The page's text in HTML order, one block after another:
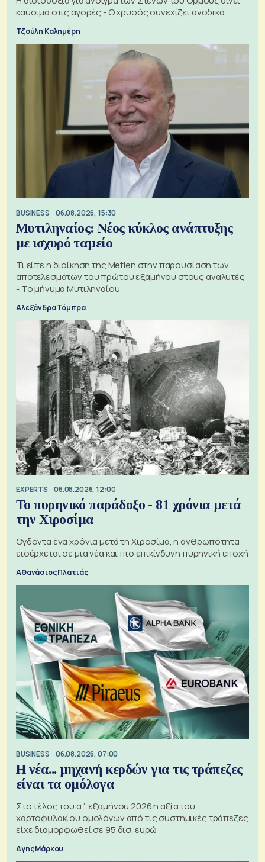
καύσιμα στις αγορές - Ο χρυσός συνεχίζει ανοδικά
Τζούλη Καλημέρη
BUSINESS 06.08.2026, 15:30
Μυτιληναίος: Νέος κύκλος ανάπτυξης
με ισχυρό ταμείο
Τι είπε η διοίκηση της Metlen στην παρουσίαση των
αποτελεσμάτων του πρώτου εξαμήνου στους αναλυτές
- Το μήνυμα Μυτιληναίου
Αλεξάνδρα Τόμπρα
EXPERTS 06.08.2026, 12:00
Το πυρηνικό παράδοξο - 81 χρόνια μετά
την Χιροσίμα
Ογδόντα ένα χρόνια μετά τη Χιροσίμα, η ανθρωπότητα
εισέρχεται σε μια νέα και πιο επικίνδυνη πυρηνική εποχή
Αθανάσιος Πλατιάς
BUSINESS 06.08.2026, 07:00
Η νέα... μηχανή κερδών για τις τράπεζες
είναι τα ομόλογα
Στο τέλος του α΄ εξαμήνου 2026 η αξία του
χαρτοφυλακίου ομολόγων από τις συστημικές τράπεζες
είχε διαμορφωθεί σε 95 δισ. ευρώ
Αγης Μάρκου